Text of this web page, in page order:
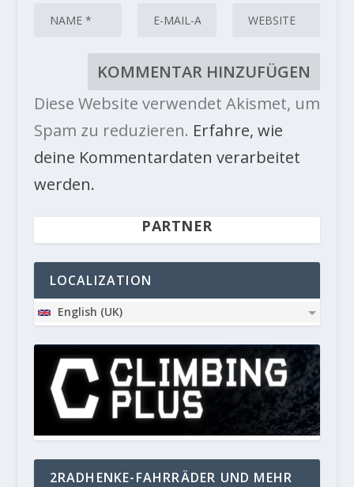
Diese Website verwendet Akismet, um
Spam zu reduzieren. Erfahre, wie
deine Kommentardaten verarbeitet
werden.
PARTNER
LOCALIZATION
English (UK)
2RADHENKE-FAHRRÄDER UND MEHR